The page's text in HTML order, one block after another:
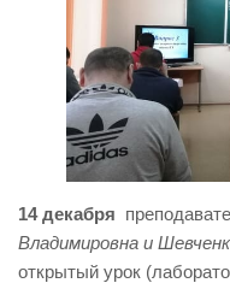
14 декабря
Владимировна и
открытый урок